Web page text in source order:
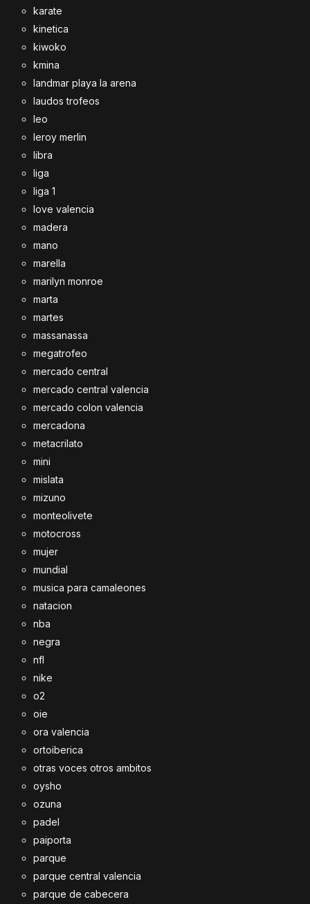
karate
kinetica
kiwoko
kmina
landmar playa la arena
laudos trofeos
leo
leroy merlin
libra
liga
liga 1
love valencia
madera
mano
marella
marilyn monroe
marta
martes
massanassa
megatrofeo
mercado central
mercado central valencia
mercado colon valencia
mercadona
metacrilato
mini
mislata
mizuno
monteolivete
motocross
mujer
mundial
musica para camaleones
natacion
nba
negra
nfl
nike
o2
oie
ora valencia
ortoiberica
otras voces otros ambitos
oysho
ozuna
padel
paiporta
parque
parque central valencia
parque de cabecera